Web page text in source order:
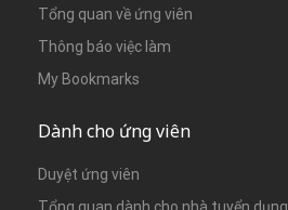
Tổng quan về ứng viên
Thông báo việc làm
My Bookmarks
Dành cho ứng viên
Duyệt ứng viên